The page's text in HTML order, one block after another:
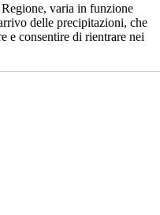
varia in funzione
delle precipitazioni, che
e consentire di rientrare nei